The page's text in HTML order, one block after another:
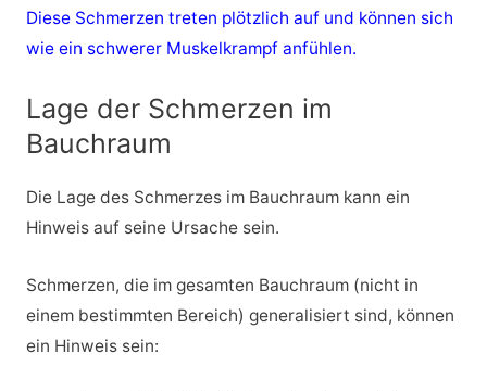
Diese Schmerzen treten plötzlich auf und können sich
wie ein schwerer Muskelkrampf anfühlen.
Lage der Schmerzen im
Bauchraum
Die Lage des Schmerzes im Bauchraum kann ein
Hinweis auf seine Ursache sein.
Schmerzen, die im gesamten Bauchraum (nicht in
einem bestimmten Bereich) generalisiert sind, können
ein Hinweis sein: